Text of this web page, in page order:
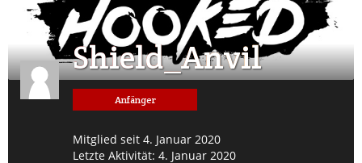
Shield_Anvil
Anfänger
Mitglied seit 4. Januar 2020
Letzte Aktivität: 4. Januar 2020